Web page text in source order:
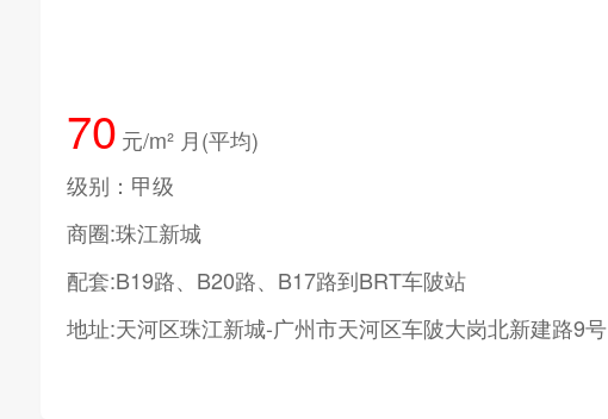
70 元/m² 月(平均)
级别：甲级
商圈:珠江新城
配套:B19路、B20路、B17路到BRT车陂站
地址:天河区珠江新城-广州市天河区车陂大岗北新建路9号